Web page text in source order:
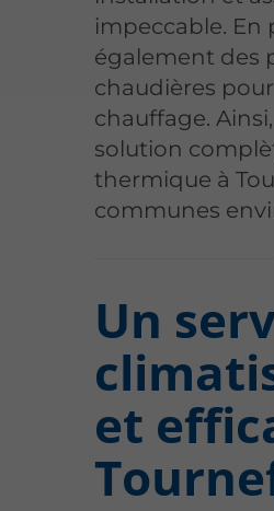
impeccable. En
également des
chaudières
chauffage.
solution
thermique à
communes
Un
et